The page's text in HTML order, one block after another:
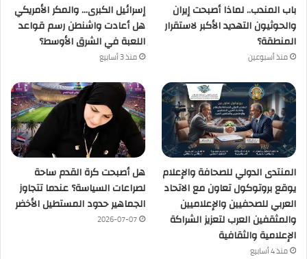
باب المندب.. لماذا أصبحت إيران
والحوثيون التهديد الأكبر لاستقرار
المنطقة؟
منذ أسبوعين
إسرائيل الكبرى… والمكر الأمريكي
هل أعادت واشنطن رسم قواعد
اللعبة في الشرق الأوسط؟
منذ 3 أسابيع
المنتدى الدولي للصحافة والإعلام
يوقع بروتوكول تعاون مع الاتحاد
العربي للصحفيين والإعلاميين
والمثقفين العرب لتعزيز الشراكة
الإعلامية والثقافية
منذ 4 أسابيع
هل أصبحت كرة القدم ساحة
لصراعات السياسة؟ عندما تتجاوز
الجماهير حدود المستطيل الأخضر
2026-07-07